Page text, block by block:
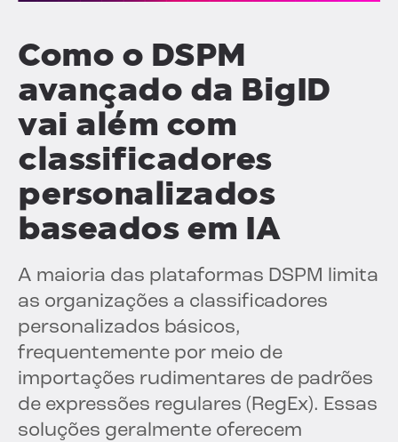
Como o DSPM
avançado da BigID
vai além com
classificadores
personalizados
baseados em IA
A maioria das plataformas DSPM limita
as organizações a classificadores
personalizados básicos,
frequentemente por meio de
importações rudimentares de padrões
de expressões regulares (RegEx). Essas
soluções geralmente oferecem